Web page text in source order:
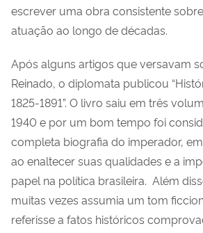
escrever uma obra consistente
atuação ao longo de décadas.
Após alguns artigos que versavam
Reinado, o diplomata publicou
1825-1891”. O livro saiu em três
1940 e por um bom tempo foi
completa biografia do imperador,
ao enaltecer suas qualidades e a
papel na política brasileira. Além
muitas vezes assumia um tom
referisse a fatos históricos